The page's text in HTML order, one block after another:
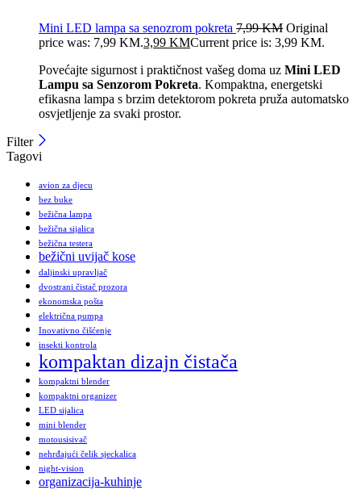
Mini LED lampa sa senozrom pokreta 7,99KM Original
price was: 7,99 KM.3,99 KMCurrent price is: 3,99 KM.
Povećajte sigurnost i praktičnost vašeg doma uz Mini LED
Lampu sa Senzorom Pokreta. Kompaktna, energetski
efikasna lampa s brzim detektorom pokreta pruža automatsko
osvjetljenje za svaki prostor.
Filter
Tagovi
avion za djecu
bez buke
bežična lampa
bežična sijalica
bežična testera
bežični uvijač kose
daljinski upravljač
dvostrani čistač prozora
ekonomska pošta
električna pumpa
Inovativno čišćenje
insekti kontrola
kompaktan dizajn čistača
kompaktni blender
kompaktni organizer
LED sijalica
mini blender
motousisivač
nehrđajući čelik sjeckalica
night-vision
organizacija-kuhinje